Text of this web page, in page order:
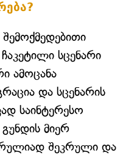
სცენარი
ამოცანა
და სცენარის
საინტერესო
მიერ
შეკრული და